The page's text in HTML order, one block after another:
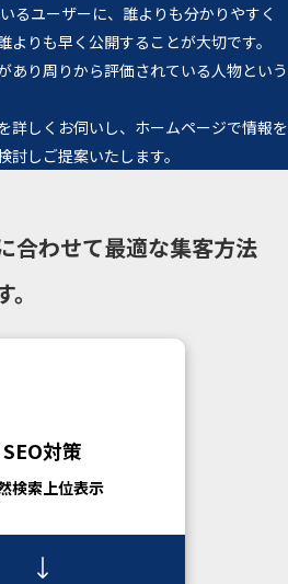
るユーザーに、誰よりも分かりやすく
りも早く公開することが大切です。
あり周りから評価されている人物という
詳しくお伺いし、ホームページで情報を
しご提案いたします。
合わせて最適な集客方法
SEO対策
検索上位表示